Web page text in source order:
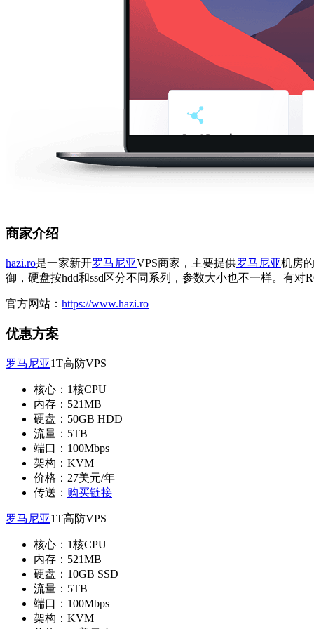
商家介绍
hazi.ro是一家新开罗马尼亚VPS商家，主要提供罗马尼亚机房
御，硬盘按hdd和ssd区分不同系列，参数大小也不一样。有
官方网站： https://www.hazi.ro
优惠方案
罗马尼亚1T高防VPS
核心：1核CPU
内存：521MB
硬盘：50GB HDD
流量：5TB
端口：100Mbps
架构：KVM
价格：27美元/年
传送： 购买链接
罗马尼亚1T高防VPS
核心：1核CPU
内存：521MB
硬盘：10GB SSD
流量：5TB
端口：100Mbps
架构：KVM